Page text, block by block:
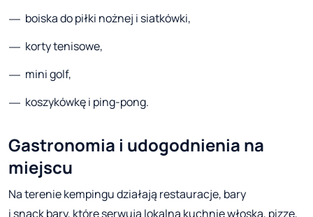
boiska do piłki nożnej i siatkówki,
korty tenisowe,
mini golf,
koszykówkę i ping-pong.
Gastronomia i udogodnienia na
miejscu
Na terenie kempingu działają restauracje, bary
i snack bary, które serwują lokalną kuchnię włoską, pizzę,